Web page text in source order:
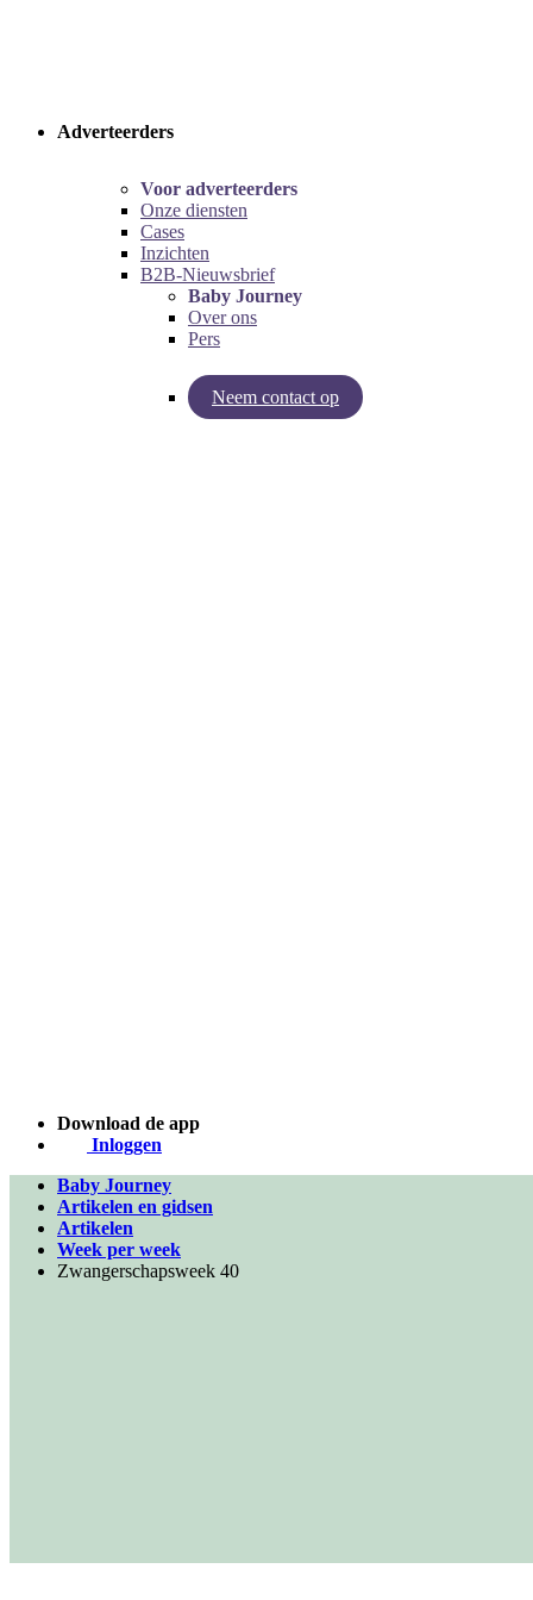
Adverteerders
Voor adverteerders
Onze diensten
Cases
Inzichten
B2B-Nieuwsbrief
Baby Journey
Over ons
Pers
Neem contact op
Download de app
Inloggen
Baby Journey
Artikelen en gidsen
Artikelen
Week per week
Zwangerschapsweek 40